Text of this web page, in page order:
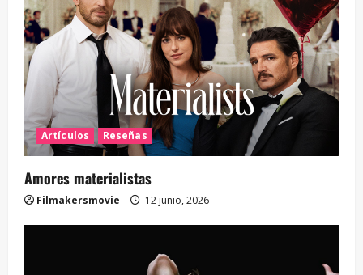
Artículos Reseñas
Amores materialistas
Filmakersmovie 12 junio, 2026